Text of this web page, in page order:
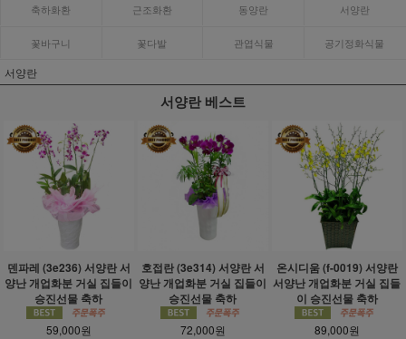
축하화환 근조화환 동양란 서양란
꽃바구니 꽃다발 관엽식물 공기정화식물
서양란
서양란 베스트
덴파레 (3e236) 서양란 서
양난 개업화분 거실 집들이
승진선물 축하
59,000원
호접란 (3e314) 서양란 서
양난 개업화분 거실 집들이
승진선물 축하
72,000원
온시디움 (f-0019) 서양란
서양난 개업화분 거실 집들
이 승진선물 축하
89,000원